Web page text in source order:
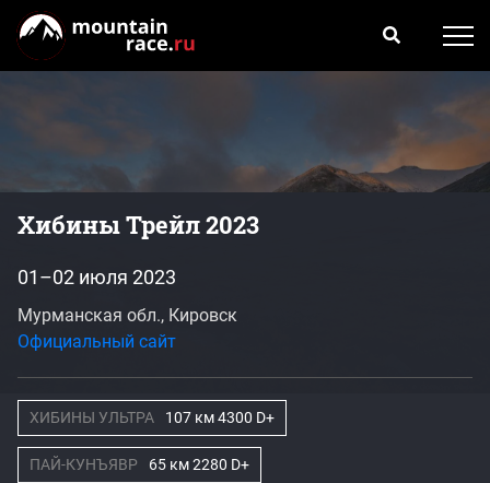
Хибины Трейл 2023
01–02 июля 2023
Мурманская обл., Кировск
Официальный сайт
ХИБИНЫ УЛЬТРА 107 км 4300 D+
ПАЙ-КУНЪЯВР 65 км 2280 D+